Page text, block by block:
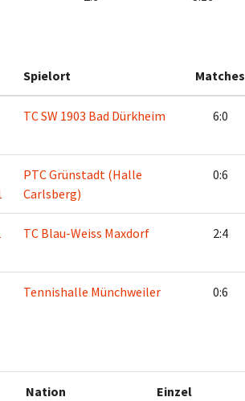
Spielort Matches
TC SW 1903 Bad Dürkheim 6:0
PTC Grünstadt (Halle
Carlsberg)
0:6
TC Blau-Weiss Maxdorf 2:4
Tennishalle Münchweiler 0:6
Nation Einzel